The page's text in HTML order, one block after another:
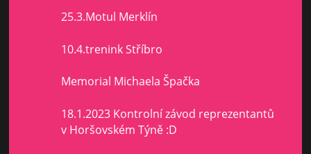
25.3.Motul Merklín
10.4.trenink Stříbro
Memorial Michaela Špačka
18.1.2023 Kontrolní závod reprezentantů
v Horšovském Týně :D